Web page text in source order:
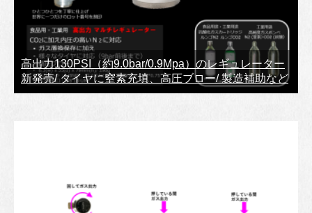
高出力130PSI（約9.0bar/0.9Mpa）のレギュレーター
新発売/ タイヤに窒素充填、高圧ブロー/ 製造補助など